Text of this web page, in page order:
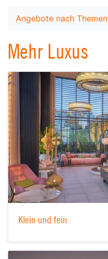
Angebote nach Themen
Mehr Luxus
Klein und fein